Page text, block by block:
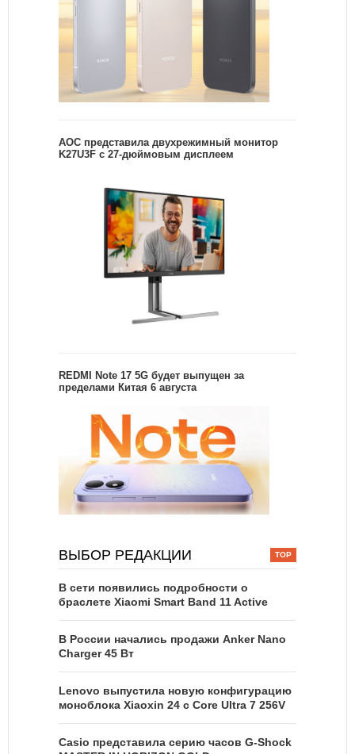
AOC представила двухрежимный монитор
K27U3F с 27-дюймовым дисплеем
REDMI Note 17 5G будет выпущен за
пределами Китая 6 августа
ВЫБОР РЕДАКЦИИ
В сети появились подробности о
браслете Xiaomi Smart Band 11 Active
В России начались продажи Anker Nano
Charger 45 Вт
Lenovo выпустила новую конфигурацию
моноблока Xiaoxin 24 с Core Ultra 7 256V
Casio представила серию часов G-Shock